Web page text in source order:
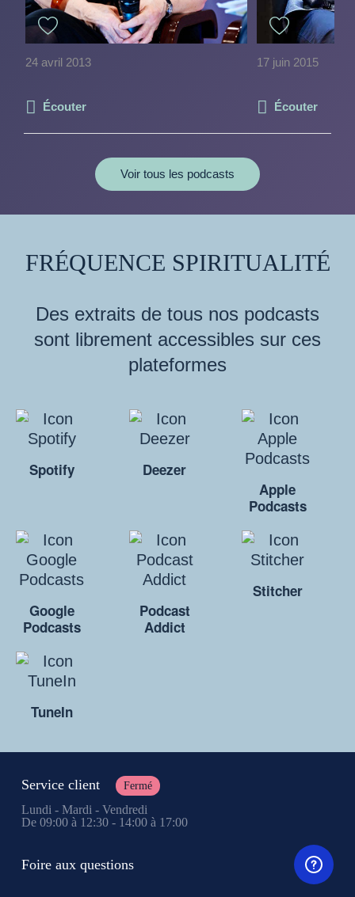
24 avril 2013
Écouter
17 juin 2015
Écouter
Voir tous les podcasts
FRÉQUENCE SPIRITUALITÉ
Des extraits de tous nos podcasts
sont librement accessibles sur ces
plateformes
Spotify
Deezer
Apple
Podcasts
Google
Podcasts
Podcast
Addict
Stitcher
TuneIn
Service client Fermé
Lundi - Mardi - Vendredi
De 09:00 à 12:30 - 14:00 à 17:00
Foire aux questions